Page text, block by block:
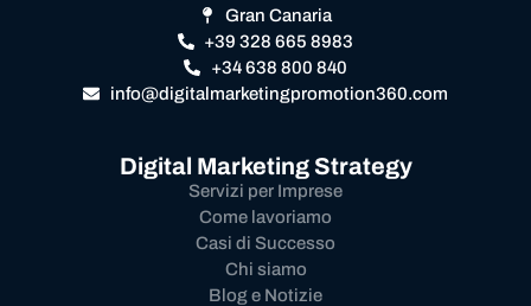
Gran Canaria
+39 328 665 8983
+34 638 800 840
info@digitalmarketingpromotion360.com
Digital Marketing Strategy
Servizi per Imprese
Come lavoriamo
Casi di Successo
Chi siamo
Blog e Notizie